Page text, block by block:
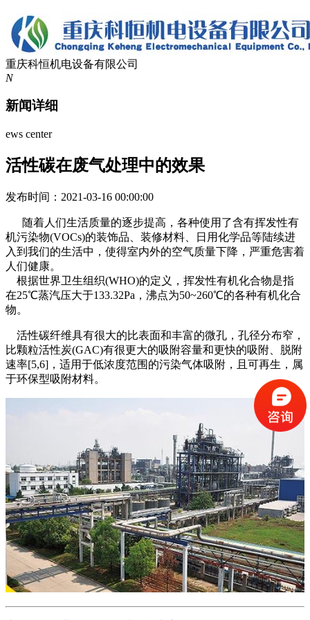
重庆科恒机电设备有限公司
N
新闻详细
ews center
活性碳在废气处理中的效果
发布时间：2021-03-16 00:00:00
随着人们生活质量的逐步提高，各种使用了含有挥发性有
机污染物(VOCs)的装饰品、装修材料、日用化学品等陆续进
入到我们的生活中，使得室内外的空气质量下降，严重危害着
人们健康。
根据世界卫生组织(WHO)的定义，挥发性有机化合物是指
在25℃蒸汽压大于133.32Pa，沸点为50~260℃的各种有机化合
物。
活性碳纤维具有很大的比表面和丰富的微孔，孔径分布窄，
比颗粒活性炭(GAC)有很更大的吸附容量和更快的吸附、脱附
速率[5,6]，适用于低浓度范围的污染气体吸附，且可再生，属
于环保型吸附材料。